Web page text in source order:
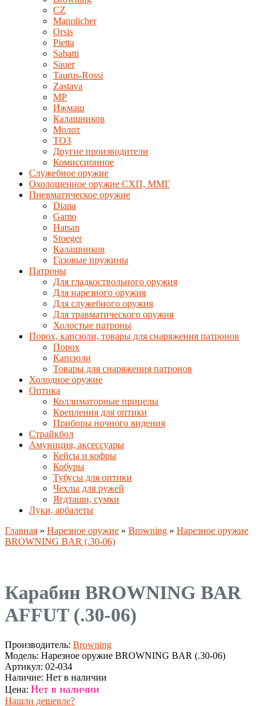
CZ
Mannlicher
Orsis
Pietta
Sabatti
Sauer
Taurus-Rossi
Zastava
MP
Ижмаш
Калашников
Молот
ТОЗ
Другие производители
Комиссионное
Служебное оружие
Охолощенное оружие СХП, ММГ
Пневматическое оружие
Diana
Gamo
Hatsan
Stoeger
Калашников
Газовые пружины
Патроны
Для гладкоствольного оружия
Для нарезного оружия
Для служебного оружия
Для травматического оружия
Холостые патроны
Порох, капсюли, товары для снаряжения патронов
Порох
Капсюли
Товары для снаряжения патронов
Холодное оружие
Оптика
Коллиматорные прицелы
Крепления для оптики
Приборы ночного видения
Страйкбол
Амуниция, аксессуары
Кейсы и кофры
Кобуры
Тубусы для оптики
Чехлы для ружей
Ягдташи, сумки
Луки, арбалеты
Главная » Нарезное оружие » Browning » Нарезное оружие
BROWNING BAR (.30-06)
Карабин BROWNING BAR
AFFUT (.30-06)
Производитель: Browning
Модель: Нарезное оружие BROWNING BAR (.30-06)
Артикул: 02-034
Наличие: Нет в наличии
Цена: Нет в наличии
Нашли дешевле?